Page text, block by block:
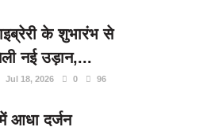
के शुभारंभ से
नई उड़ान,...
Jul 18, 2026 0 96
आधा दर्जन